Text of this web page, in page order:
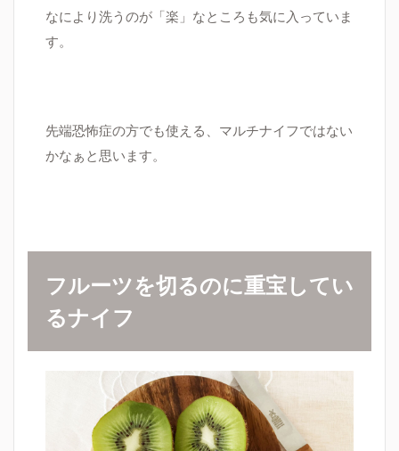
なにより洗うのが「楽」なところも気に入っていま
す。
先端恐怖症の方でも使える、マルチナイフではない
かなぁと思います。
フルーツを切るのに重宝してい
るナイフ